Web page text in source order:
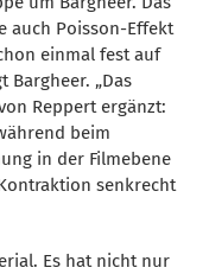
auch Poisson-Effekt
einmal fest auf
Bargheer. „Das
Reppert ergänzt:
beim
in der Filmebene
senkrecht
Es hat nicht nur